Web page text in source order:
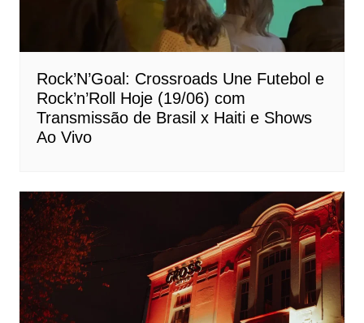
Rock’N’Goal: Crossroads Une Futebol e
Rock’n’Roll Hoje (19/06) com
Transmissão de Brasil x Haiti e Shows
Ao Vivo